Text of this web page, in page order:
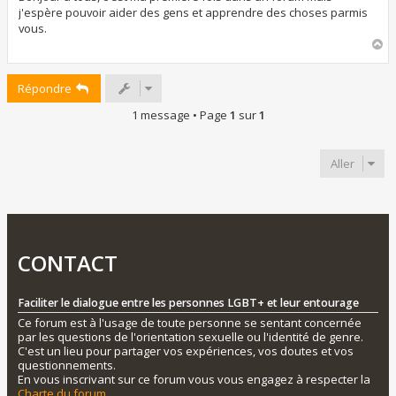
a
g
e
j'espère pouvoir aider des gens et apprendre des choses parmis
vous.
Répondre
1 message • Page 1 sur1
Aller
CONTACT
Faciliter le dialogue entre les personnes LGBT+ et leur entourage
Ce forum est à l'usage de toute personne se sentant concernée
par les questions de l'orientation sexuelle ou l'identité de genre.
C'est un lieu pour partager vos expériences, vos doutes et vos
questionnements.
En vous inscrivant sur ce forum vous vous engagez à respecter la